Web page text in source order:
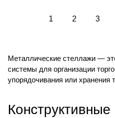
1 2 3
Металлические стеллажи —
системы для организации
упорядочивания или хранения